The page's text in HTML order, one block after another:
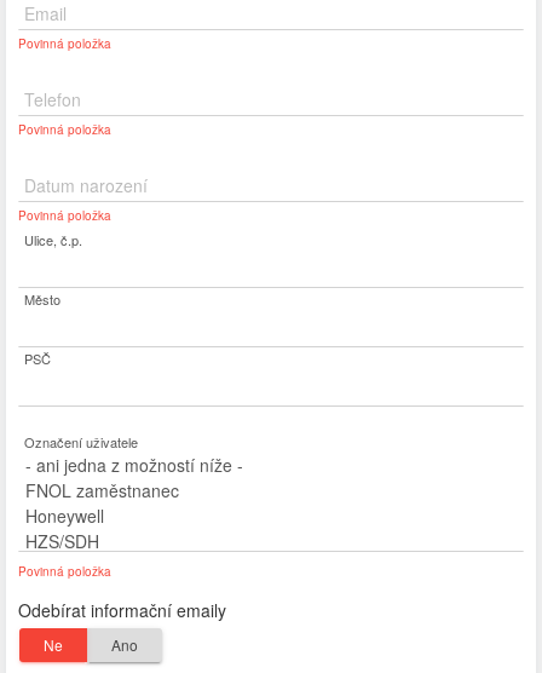
Email
Povinná položka
Telefon
Povinná položka
Datum narození
Povinná položka
Ulice, č.p.
Město
PSČ
Označení uživatele
Povinná položka
Odebírat informační emaily
Ne Ano